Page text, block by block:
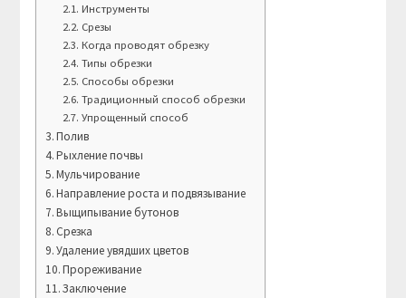
Инструменты
Срезы
Когда проводят обрезку
Типы обрезки
Способы обрезки
Традиционный способ обрезки
Упрощенный способ
Полив
Рыхление почвы
Мульчирование
Направление роста и подвязывание
Выщипывание бутонов
Срезка
Удаление увядших цветов
Прореживание
Заключение